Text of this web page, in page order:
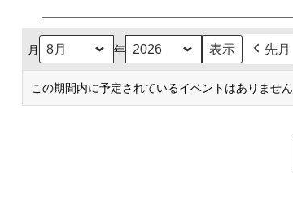
月 年 先月
この期間内に予定されているイベントはありません